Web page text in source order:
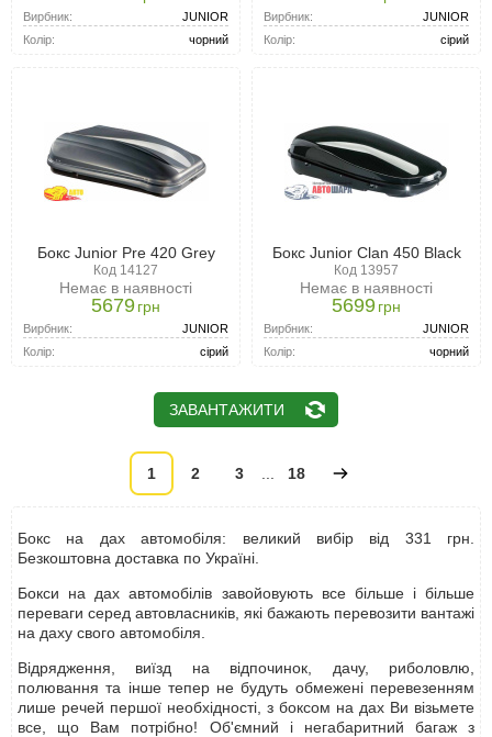
Вирбник:
JUNIOR
Колір:
чорний
Вирбник:
JUNIOR
Колір:
сірий
Бокс Junior Pre 420 Grey
Код 14127
Немає в наявності
5679грн
Вирбник:
JUNIOR
Колір:
сірий
Бокс Junior Clan 450 Black
Код 13957
Немає в наявності
5699грн
Вирбник:
JUNIOR
Колір:
чорний
ЗАВАНТАЖИТИ
1 2 3 18
Бокс на дах автомобіля: великий вибір від 331 грн.
Безкоштовна доставка по Україні.
Бокси на дах автомобілів завойовують все більше і більше
переваги серед автовласників, які бажають перевозити вантажі
на даху свого автомобіля.
Відрядження, виїзд на відпочинок, дачу, риболовлю,
полювання та інше тепер не будуть обмежені перевезенням
лише речей першої необхідності, з боксом на дах Ви візьмете
все, що Вам потрібно! Об'ємний і негабаритний багаж з